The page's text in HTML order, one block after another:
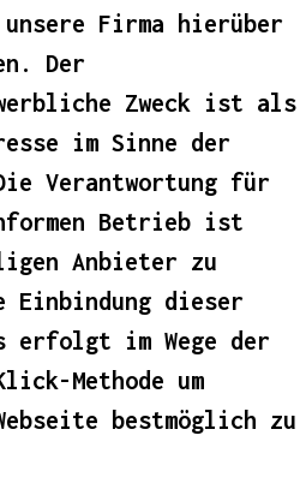
Firma hierüber
Der
Zweck ist als
im Sinne der
Die Verantwortung für
Betrieb ist
Anbieter zu
Einbindung dieser
erfolgt im Wege der
Methode um
bestmöglich zu